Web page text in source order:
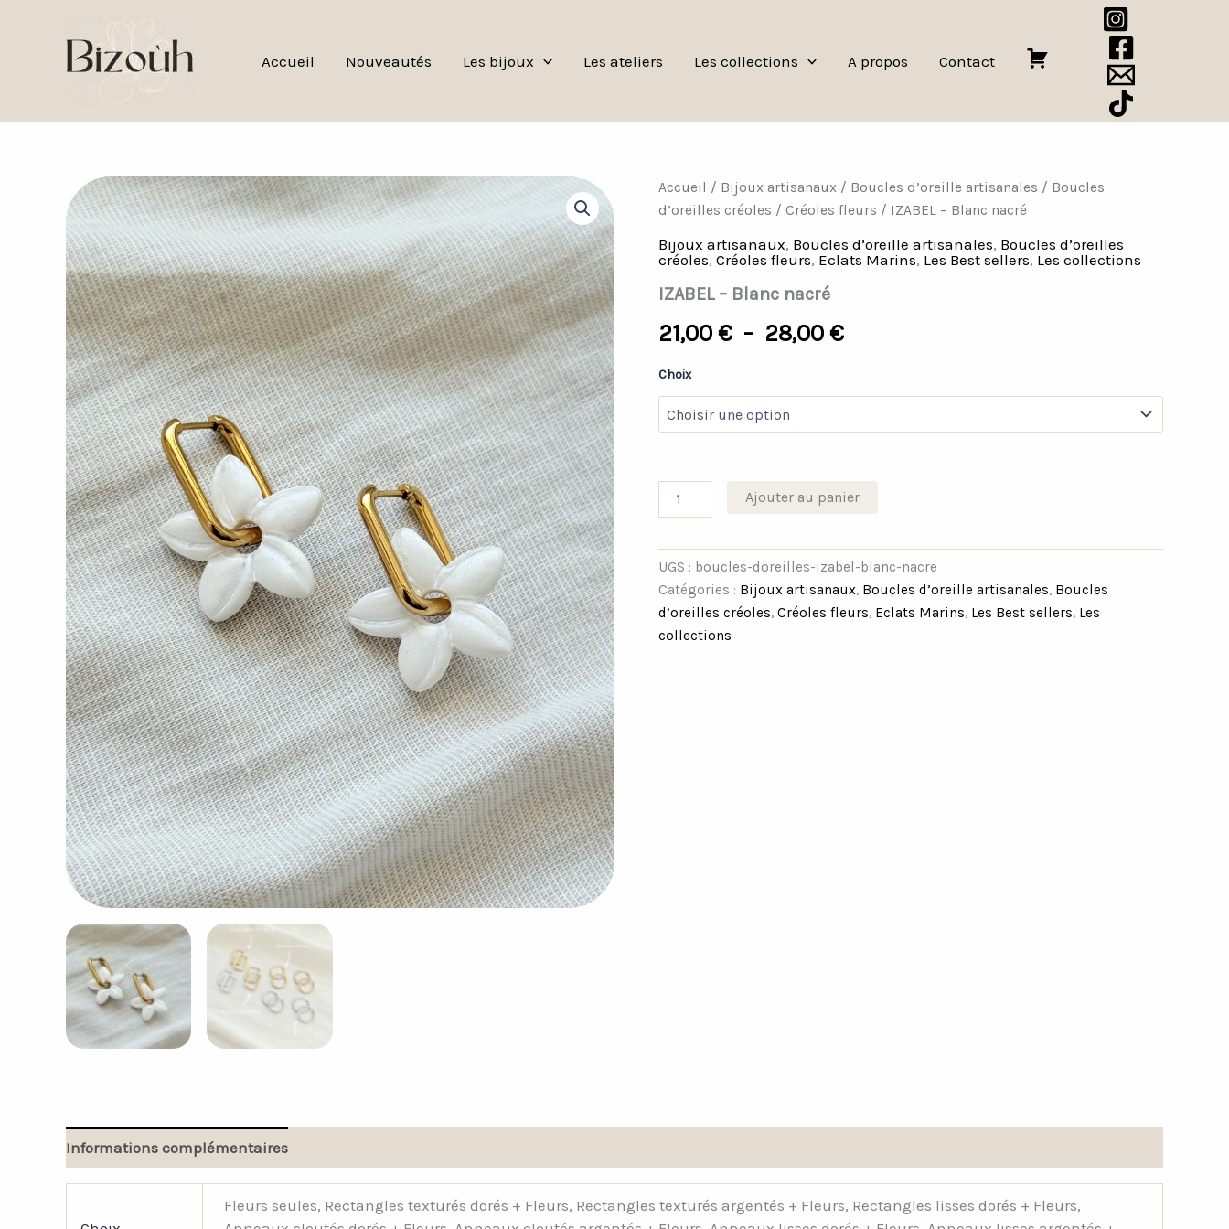
Accueil Nouveautés Les bijoux Les ateliers Les collections A propos Contact
P
n
Accueil / Bijoux artisanaux / Boucles d’oreille artisanales / Boucles
d’oreilles créoles / Créoles fleurs / IZABEL – Blanc nacré
Bijoux artisanaux, Boucles d’oreille artisanales, Boucles d’oreilles
créoles, Créoles fleurs, Eclats Marins, Les Best sellers, Les collections
IZABEL – Blanc nacré
21,00 € – 28,00 €
Plage
de
prix :
Choix
quantité
de
-
Blanc
Ajouter au panier
UGS : boucles-doreilles-izabel-blanc-nacre
Catégories : Bijoux artisanaux, Boucles d’oreille artisanales, Boucles
d’oreilles créoles, Créoles fleurs, Eclats Marins, Les Best sellers, Les
collections
Informations complémentaires
Fleurs seules, Rectangles texturés dorés + Fleurs, Rectangles texturés argentés + Fleurs, Rectangles lisses dorés + Fleurs,